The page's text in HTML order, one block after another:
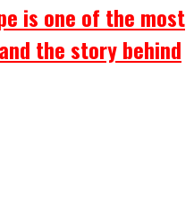
is one of the most
the story behind